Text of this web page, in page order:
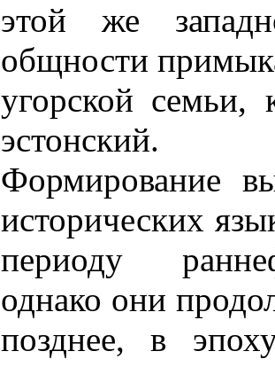
этой же
общности
угорской семьи,
эстонский.
Формирование
исторических
периоду
однако они
позднее, в